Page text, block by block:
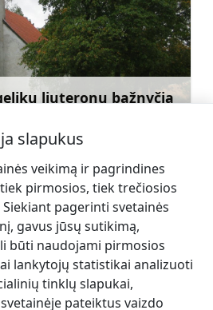
liuteronų bažnyčia
Sužinoti daugiau
Slidinėjimo trasos poilsio
bazėje „Kamparkalns”.
slapukus
veikimą ir pagrindines
pirmosios, tiek trečiosios
pagerinti svetainės
gavus jūsų sutikimą,
būti naudojami pirmosios
lankytojų statistikai analizuoti
tinklų slapukai,
pateiktus vaizdo